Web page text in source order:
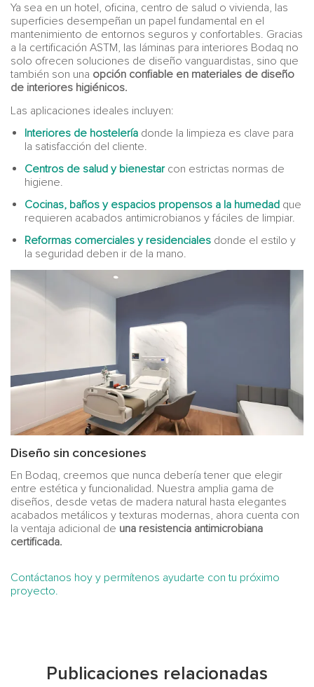
Ya sea en un hotel, oficina, centro de salud o vivienda, las
superficies desempeñan un papel fundamental en el
mantenimiento de entornos seguros y confortables. Gracias
a la certificación ASTM, las láminas para interiores Bodaq no
solo ofrecen soluciones de diseño vanguardistas, sino que
también son una opción confiable en materiales de diseño
de interiores higiénicos.
Las aplicaciones ideales incluyen:
Interiores de hostelería donde la limpieza es clave para
la satisfacción del cliente.
Centros de salud y bienestarcon estrictas normas de
higiene.
Cocinas, baños y espacios propensos a la humedad que
requieren acabados antimicrobianos y fáciles de limpiar.
Reformas comerciales y residenciales donde el estilo y
la seguridad deben ir de la mano.
Diseño sin concesiones
En Bodaq, creemos que nunca debería tener que elegir
entre estética y funcionalidad. Nuestra amplia gama de
diseños, desde vetas de madera natural hasta elegantes
acabados metálicos y texturas modernas, ahora cuenta con
la ventaja adicional de una resistencia antimicrobiana
certificada.
Contáctanos hoy y permítenos ayudarte con tu próximo
proyecto.
Publicaciones relacionadas